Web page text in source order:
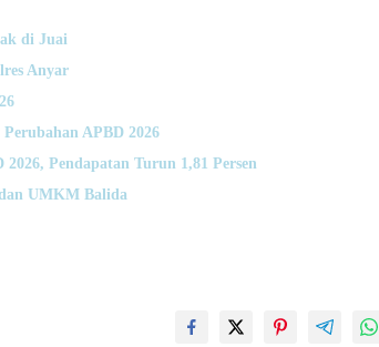
di Juai
Anyar
APBD 2026
Pendapatan Turun 1,81 Persen
UMKM Balida